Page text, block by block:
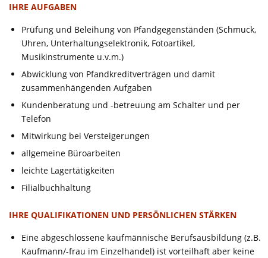
IHRE AUFGABEN
Prüfung und Beleihung von Pfandgegenständen (Schmuck,
Uhren, Unterhaltungselektronik, Fotoartikel,
Musikinstrumente u.v.m.)
Abwicklung von Pfandkreditverträgen und damit
zusammenhängenden Aufgaben
Kundenberatung und -betreuung am Schalter und per
Telefon
Mitwirkung bei Versteigerungen
allgemeine Büroarbeiten
leichte Lagertätigkeiten
Filialbuchhaltung
IHRE QUALIFIKATIONEN UND PERSÖNLICHEN STÄRKEN
Eine abgeschlossene kaufmännische Berufsausbildung (z.B.
Kaufmann/-frau im Einzelhandel) ist vorteilhaft aber keine